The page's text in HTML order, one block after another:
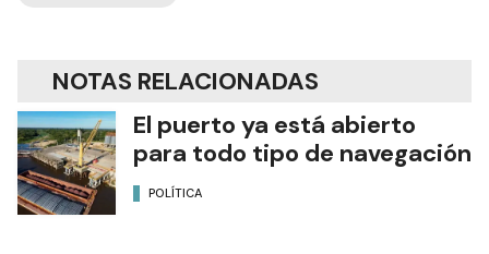
NOTAS RELACIONADAS
El puerto ya está abierto
para todo tipo de navegación
POLÍTICA